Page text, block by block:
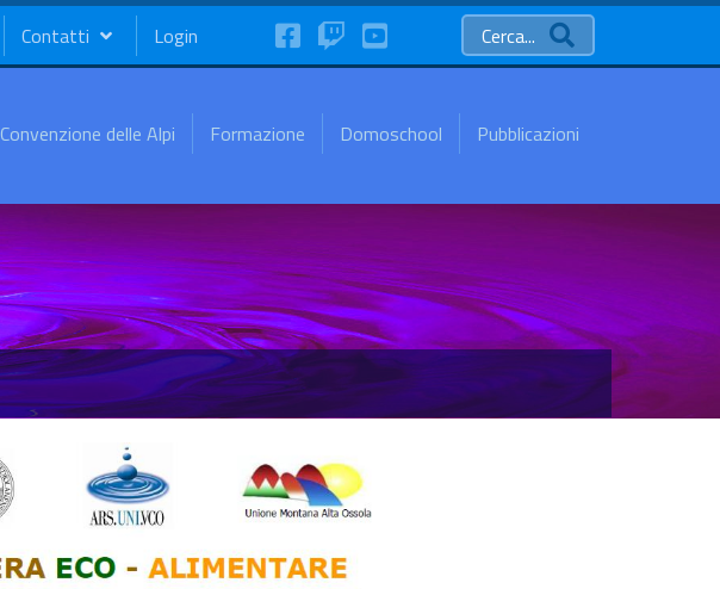
Contatti Login FaceBookTwitchYouTube Cerca...
Convenzione delle Alpi Formazione Domoschool Pubblicazioni